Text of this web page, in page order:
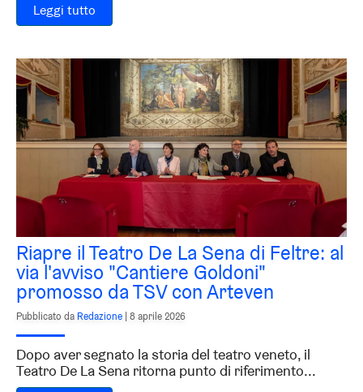
Leggi tutto
Riapre il Teatro De La Sena di Feltre: al
via l'avviso "Cantiere Goldoni"
promosso da TSV con Arteven
Pubblicato da Redazione | 8 aprile 2026
Dopo aver segnato la storia del teatro veneto, il
Teatro De La Sena ritorna punto di riferimento...